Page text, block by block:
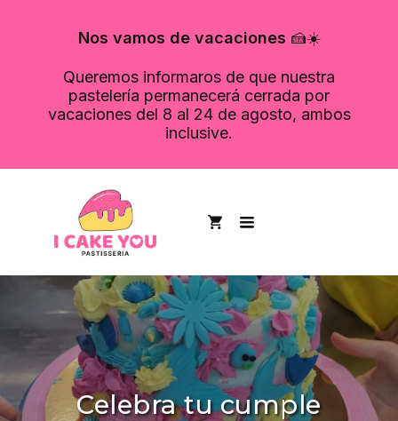
Nos vamos de vacaciones 🍰☀️
Queremos informaros de que nuestra
pastelería permanecerá cerrada por
vacaciones del 8 al 24 de agosto, ambos
inclusive.
Celebra tu cumple